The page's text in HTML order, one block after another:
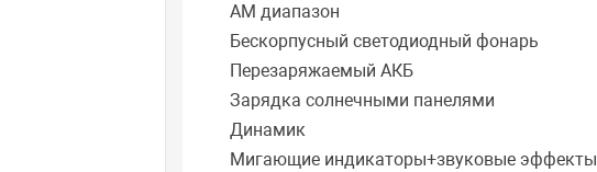
АМ диапазон
Бескорпусный светодиодный фонарь
Перезаряжаемый АКБ
Зарядка солнечными панелями
Динамик
Мигающие индикаторы+звуковые эффекты